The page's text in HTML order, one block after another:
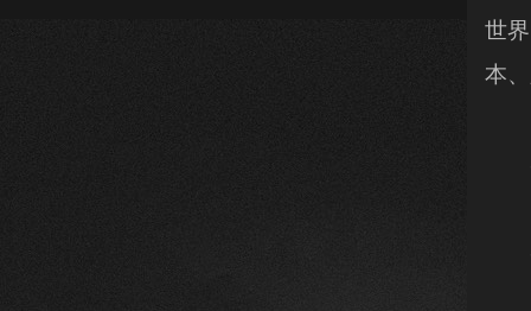
世
本